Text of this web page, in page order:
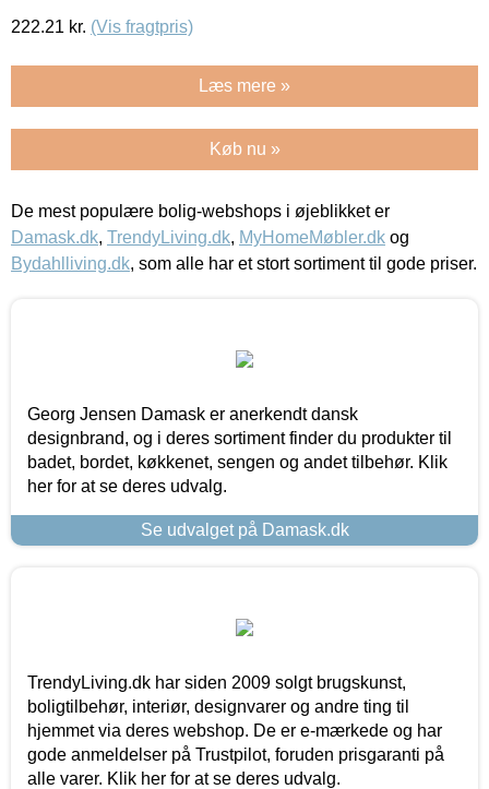
222.21 kr. (Vis fragtpris)
Læs mere »
Køb nu »
De mest populære bolig-webshops i øjeblikket er
Damask.dk, TrendyLiving.dk, MyHomeMøbler.dk og
Bydahlliving.dk, som alle har et stort sortiment til gode priser.
Georg Jensen Damask er anerkendt dansk
designbrand, og i deres sortiment finder du produkter til
badet, bordet, køkkenet, sengen og andet tilbehør. Klik
her for at se deres udvalg.
Se udvalget på Damask.dk
TrendyLiving.dk har siden 2009 solgt brugskunst,
boligtilbehør, interiør, designvarer og andre ting til
hjemmet via deres webshop. De er e-mærkede og har
gode anmeldelser på Trustpilot, foruden prisgaranti på
alle varer. Klik her for at se deres udvalg.